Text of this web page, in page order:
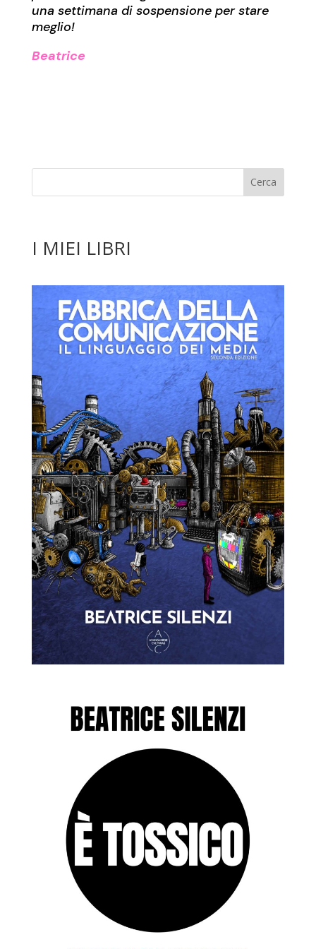
una settimana di sospensione per stare
meglio!
Beatrice
I MIEI LIBRI